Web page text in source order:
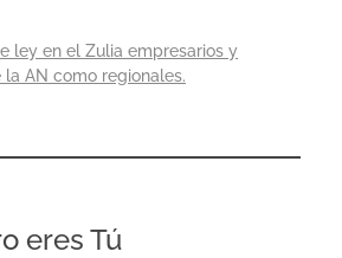
ley en el Zulia empresarios y
AN como regionales.
eres Tú